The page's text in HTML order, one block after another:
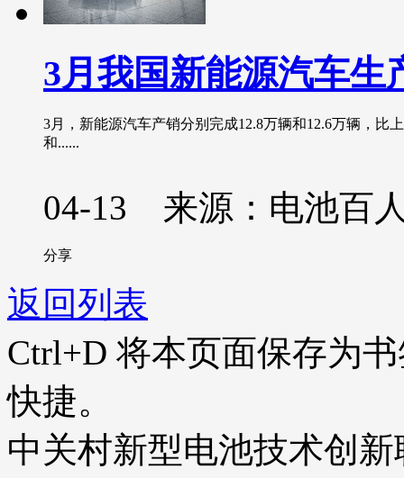
3月我国新能源汽车生
3月，新能源汽车产销分别完成12.8万辆和12.6万辆，比
和......
04-13 来源：电池百
分享
返回列表
Ctrl+D 将本页面保存为
快捷。
中关村新型电池技术创